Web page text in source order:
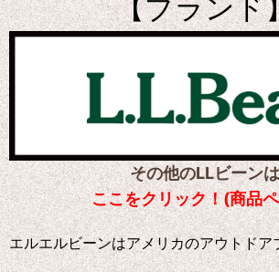
【ブランド
その他のLLビーンは
ここをクリック！(商品
エルエルビーンはアメリカのアウトドア